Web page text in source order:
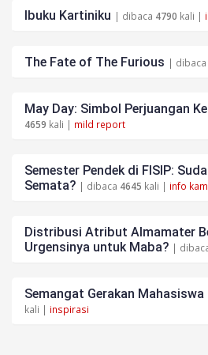
Ibuku Kartiniku | dibaca 4790 kali |
The Fate of The Furious | dibaca
May Day: Simbol Perjuangan
4659 kali | mild report
Semester Pendek di FISIP:
Semata? | dibaca 4645 kali | info
Distribusi Atribut Almamater
Urgensinya untuk Maba? |
Semangat Gerakan
kali | inspirasi